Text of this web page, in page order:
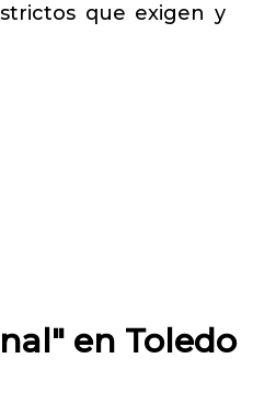
que exigen y
en Toledo